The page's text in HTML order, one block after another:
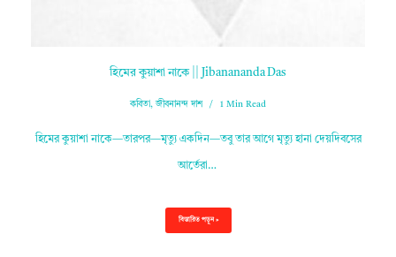
হিমের কুয়াশা নাকে || Jibanananda Das
কবিতা,জীবনানন্দ দাশ 1 Min Read
হিমের কুয়াশা নাকে—তারপর—মৃত্যু একদিন—তবু তার আগে মৃত্যু হানা দেয়দিবসের
আর্তেরা…
বিস্তারিত পড়ুন »